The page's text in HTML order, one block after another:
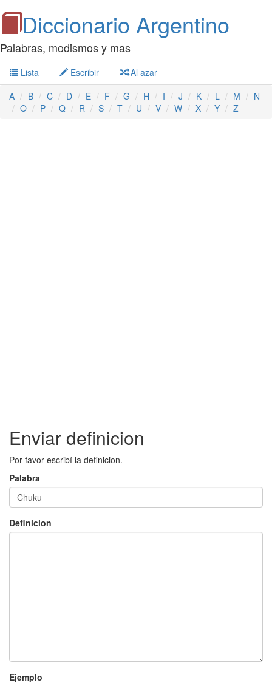
Diccionario Argentino
Palabras, modismos y mas
Lista Escribir
Al azar
A
B C D E F G H I J K L M
N
O
P Q R S T U V W X Y Z
Enviar definicion
Por favor escribí la definicion.
Palabra
Definicion
Ejemplo